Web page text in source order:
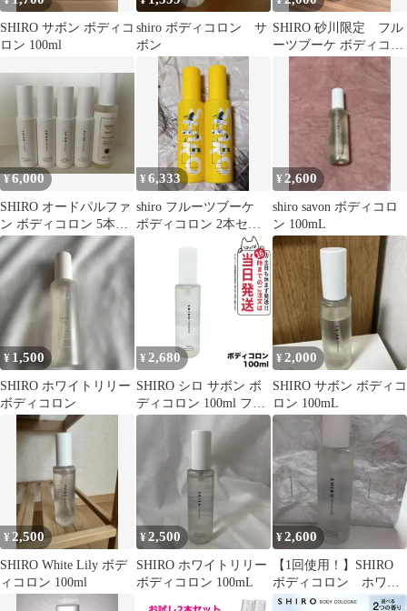
SHIRO サボン ボディコ
ロン 100ml
shiro ボディコロン サ
ボン
SHIRO 砂川限定 フル
ーツブーケ ボディコロ
ン オーデコロン
¥6,000
SHIRO オードパルファ
ン ボディコロン 5本セ
ット
¥6,333
shiro フルーツブーケ
ボディコロン 2本セッ
¥ 2,600
shiro savon ボディコロ
ン 100mL
¥ 1,500
SHIRO ホワイトリリー
ボディコロン
¥ 2,680
SHIRO シロ サボン ボ
ディコロン 100ml フレ
グランス 香水 小型宅配
¥2,000
SHIRO サボン ボディコ
ロン 100mL
¥ 2,500
SHIRO White Lily ボデ
ィコロン 100ml
¥2,500
SHIRO ホワイトリリー
ボディコロン 100mL
¥2,600
【1回使用！】SHIRO
ボディコロン ホワイ
トリリー 100ml